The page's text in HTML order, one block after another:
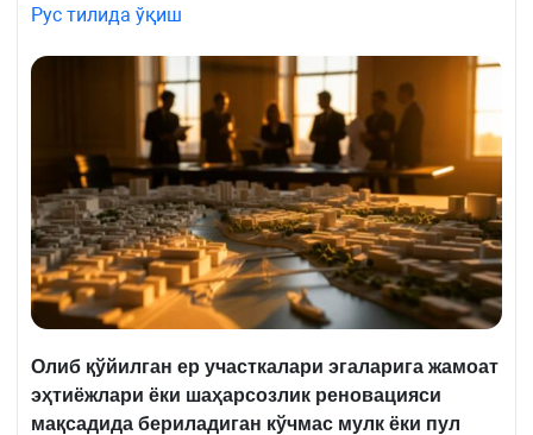
Рус тилида ўқиш
Олиб қўйилган ер участкалари эгаларига жамоат
эҳтиёжлари ёки шаҳарсозлик реновацияси
мақсадида бериладиган кўчмас мулк ёки пул